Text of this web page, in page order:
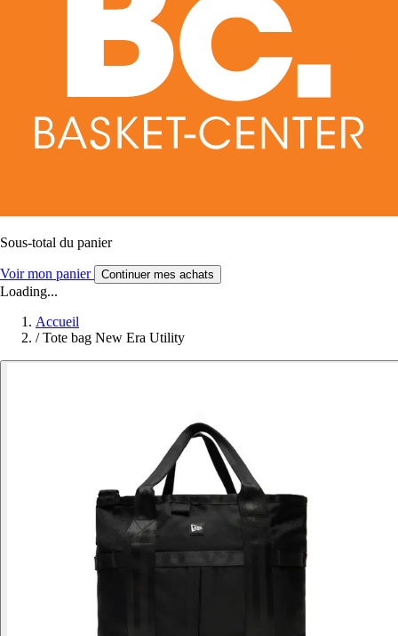
Sous-total du panier
Voir mon panier Continuer mes achats
Loading...
Accueil
/ Tote bag New Era Utility